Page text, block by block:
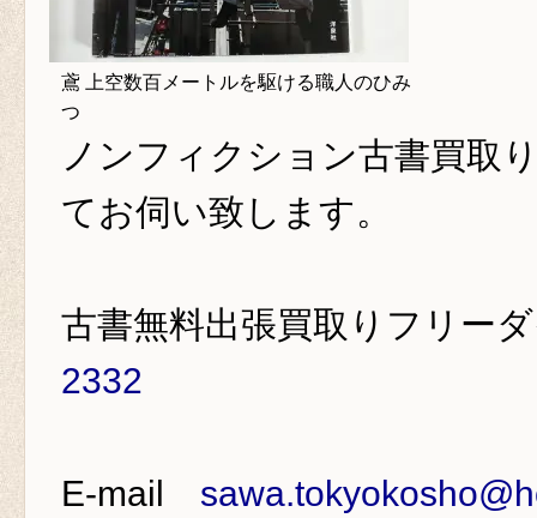
鳶 上空数百メートルを駆ける職人のひみ
つ
ノンフィクション古書買取
てお伺い致します。
古書無料出張買取りフリー
2332
E-mail